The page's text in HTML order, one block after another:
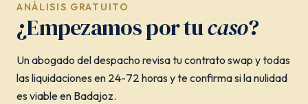
ANÁLISIS GRATUITO
¿Empezamos por tucaso?
Un abogado del despacho revisa tu contrato swap y todas
las liquidaciones en 24-72 horas y te confirma si la nulidad
es viable en Badajoz.